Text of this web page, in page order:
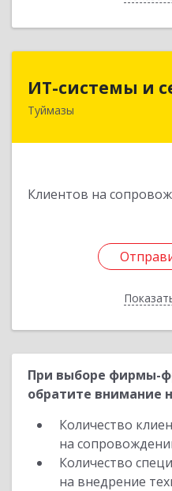
ИТ-системы и
Туймазы
Клиентов на
При выборе фирмы-
обратите внимание
Количество
на
Количество
на внедрение